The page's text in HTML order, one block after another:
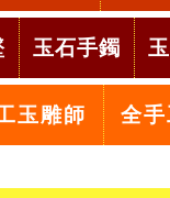
玉石手鐲
玉雕師 全